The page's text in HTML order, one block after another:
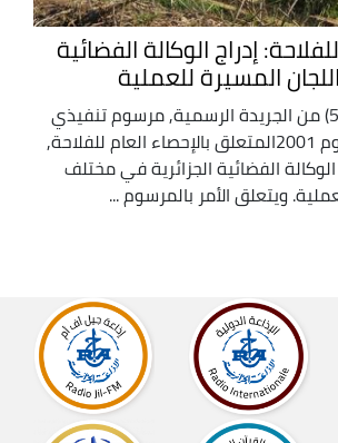
إدراج الوكالة الفضائية
المسيرة للعملية
في العدد (54) من الجريدة الرسمية, مرسوم تنفيذي
يعدل ويتمم مرسوم 2001المتعلق بالإحصاء العام للفلاحة,
الفضائية الجزائرية في مختلف
ويتعلق الأمر بالمرسوم ...